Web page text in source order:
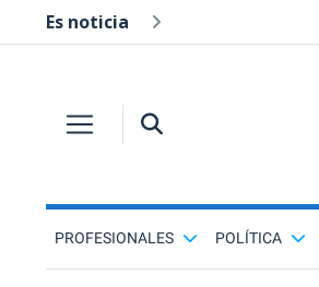
Es noticia
PROFESIONALES POLÍTICA